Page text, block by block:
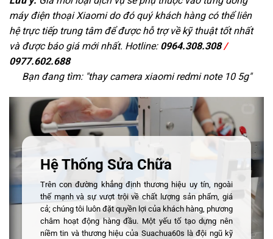
máy điện thoại Xiaomi do đó quý khách hàng có thể liên
hệ trực tiếp trung tâm để được hỗ trợ về kỹ thuật tốt nhất
và được báo giá mới nhất. Hotline: 0964.308.308/
0977.602.688
Bạn đang tìm: "thay camera xiaomi redmi note 10 5g"
Hệ Thống Sửa Chữa
Trên con đường khẳng định thương hiệu uy tín, ngoài
thế mạnh và sự vượt trội về chất lượng sản phẩm, giá
cả; chúng tôi luôn đặt quyền lợi của khách hàng, phương
châm hoạt động hàng đầu. Một yếu tố tạo dựng nên
niềm tin và thương hiệu của Suachua60s là đội ngũ kỹ